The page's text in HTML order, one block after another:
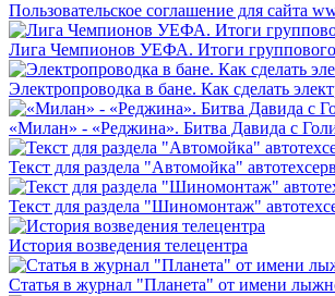
Пользовательское соглашение для сайта
Лига Чемпионов УЕФА. Итоги
Электропроводка в бане. Как сделать
«Милан» - «Реджина». Битва Давида с
Текст для раздела "Автомойка"
Текст для раздела "Шиномонтаж"
История возведения телецентра
Статья в журнал "Планета" от имени